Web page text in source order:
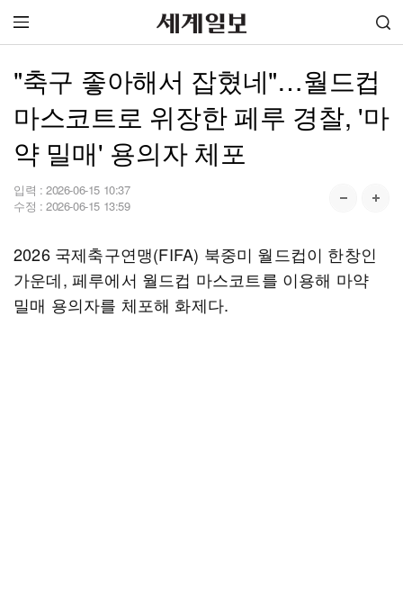
"축구 좋아해서 잡혔네"…월드컵
마스코트로 위장한 페루 경찰, '마
약 밀매' 용의자 체포
입력 : 2026-06-15 10:37
수정 : 2026-06-15 13:59
2026 국제축구연맹(FIFA) 북중미 월드컵이 한창인
가운데, 페루에서 월드컵 마스코트를 이용해 마약
밀매 용의자를 체포해 화제다.